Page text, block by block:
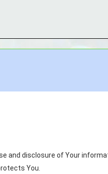
and disclosure of Your
You.